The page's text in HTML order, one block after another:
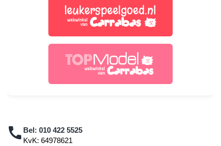
Bel: 010 422 5525
KvK: 64978621